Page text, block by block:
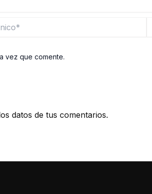
vez que comente.
datos de tus comentarios.